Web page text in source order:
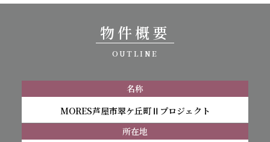
物件概要
OUTLINE
名称
MORES芦屋市翠ケ丘町Ⅱプロジェクト
所在地